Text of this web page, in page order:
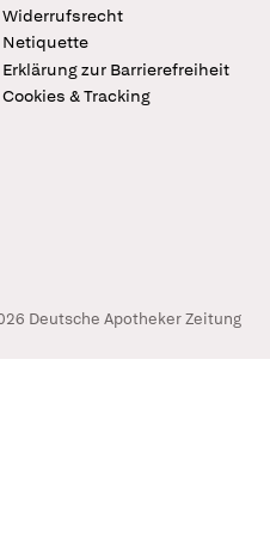
Widerrufsrecht
Netiquette
Erklärung zur Barrierefreiheit
Cookies & Tracking
Deutsche Apotheker Zeitung